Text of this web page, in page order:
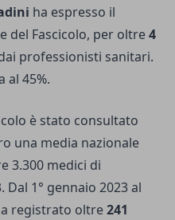
ha espresso il
del Fascicolo, per oltre4
professionisti sanitari.
al 45%.
è stato consultato
una media nazionale
3.300 medici di
Dal 1° gennaio 2023 al
registrato oltre241